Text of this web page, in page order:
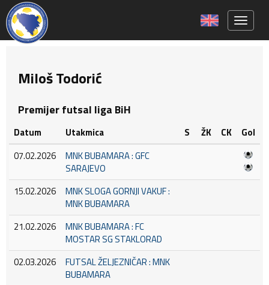
Miloš Todorić
Premijer futsal liga BiH
Datum Utakmica S ŽK CK
Gol
07.02.2026
MNK BUBAMARA : GFC
SARAJEVO
15.02.2026
MNK SLOGA GORNJI VAKUF :
MNK BUBAMARA
21.02.2026
MNK BUBAMARA : FC
MOSTAR SG STAKLORAD
02.03.2026
FUTSAL ŽELJEZNIČAR : MNK
BUBAMARA